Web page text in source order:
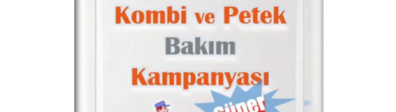
oynatıcı